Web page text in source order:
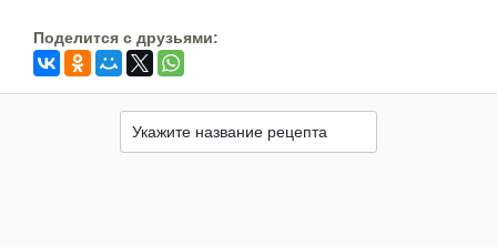
Поделится c друзьями: